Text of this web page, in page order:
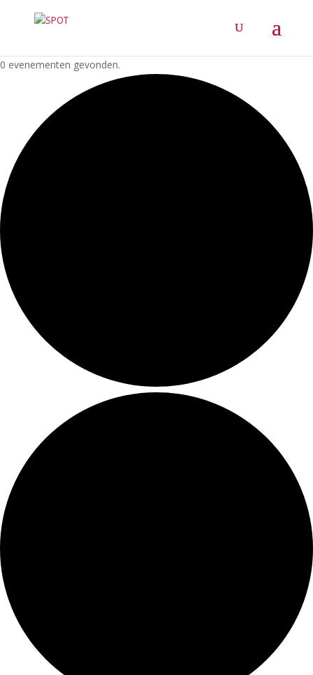
0 evenementen gevonden.